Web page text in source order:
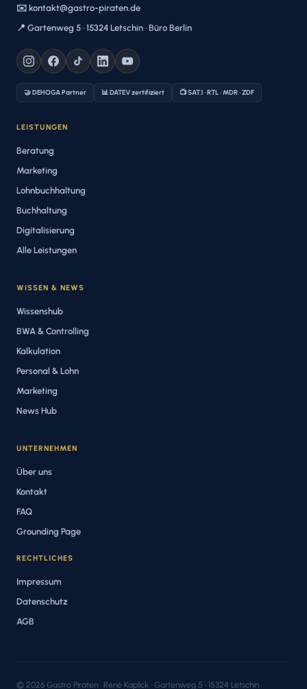
✉️ kontakt@gastro-piraten.de
📍 Gartenweg 5 · 15324 Letschin · Büro Berlin
🤝 DEHOGA Partner 📊 DATEV zertifiziert 📺 SAT.1 · RTL · MDR · ZDF
LEISTUNGEN
Beratung
Marketing
Lohnbuchhaltung
Buchhaltung
Digitalisierung
Alle Leistungen
WISSEN & NEWS
Wissenshub
BWA & Controlling
Kalkulation
Personal & Lohn
Marketing
News Hub
UNTERNEHMEN
Über uns
Kontakt
FAQ
Grounding Page
RECHTLICHES
Impressum
Datenschutz
AGB
© 2026 Gastro Piraten · René Kaplick · Gartenweg 5 · 15324 Letschin ·